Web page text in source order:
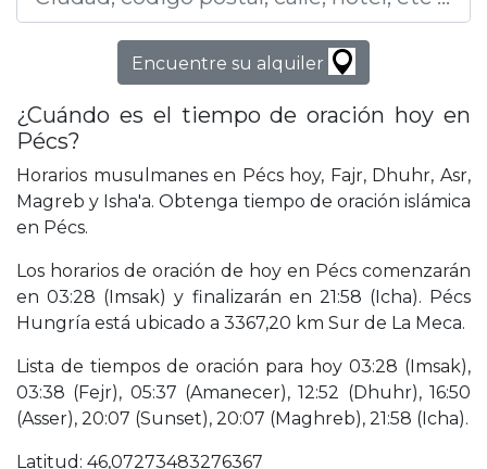
Encuentre su alquiler
¿Cuándo es el tiempo de oración hoy en
Pécs?
Horarios musulmanes en Pécs hoy, Fajr, Dhuhr, Asr,
Magreb y Isha'a. Obtenga tiempo de oración islámica
en Pécs.
Los horarios de oración de hoy en Pécs comenzarán
en 03:28 (Imsak) y finalizarán en 21:58 (Icha). Pécs
Hungría está ubicado a 3367,20 km Sur de La Meca.
Lista de tiempos de oración para hoy 03:28 (Imsak),
03:38 (Fejr), 05:37 (Amanecer), 12:52 (Dhuhr), 16:50
(Asser), 20:07 (Sunset), 20:07 (Maghreb), 21:58 (Icha).
Latitud: 46,07273483276367